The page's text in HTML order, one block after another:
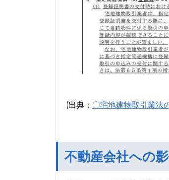
(出典： 〇宅地建物取引業法
不動産会社への